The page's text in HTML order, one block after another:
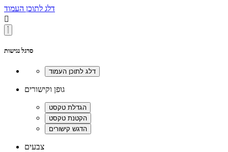
דלג לתוכן העמוד

סרגל נגישות
גופן וקישורים
צבעים